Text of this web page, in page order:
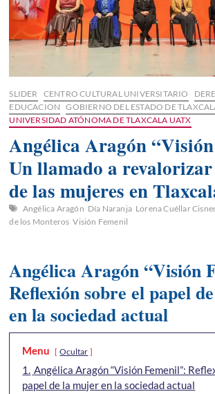
SLIDER CENTRO CULTURAL UNIVERSITARIO
EDUCACION
GOBIERNO DEL ESTADO DE
UNIVERSIDAD ATÓNOMA DE TLAXCALA UATX
Angélica Aragón
Un llamado a
de las mujeres en
Angélica Aragón Día Naranja Lorena Cuéllar
de los Monteros Visión Femenil
Angélica Aragón “Visión
Reflexión sobre el papel
en la sociedad actual
Menu Ocultar
1. Angélica Aragón “Visión Femenil”:
papel de la mujer en la sociedad actual